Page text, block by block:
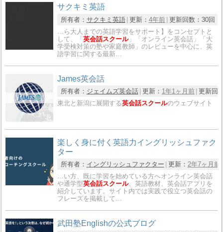
サクキミ英語
所有者： サクキミ英語 更新： 4年前 更新回数： 30回
…ら大人までの英語学習をサポート】をコンセプトと
して、「英会話スクール」「オンライン英会話」「大
学受検対策の塾や家庭教師」のレビューを中心に、英
語学習に関する最新…
James英会話
所有者： ジェイムズ英会話 更新： 1年1ヶ月前 更新回
東北と新潟に展開する英会話スクールのウェブサイト
楽しく身に付く英語力イングリッシュファク
ター
所有者： イングリッシュファクター 更新： 2年7ヶ月前
…い方、既に学習を始めている方へオンライン英会話
や通学型英会話スクール、英語教材、英会話アプリを
紹介しています。サイト内では実践で役立つ英会話の
フレーズを掲載して…
武田塾Englishの公式ブログ